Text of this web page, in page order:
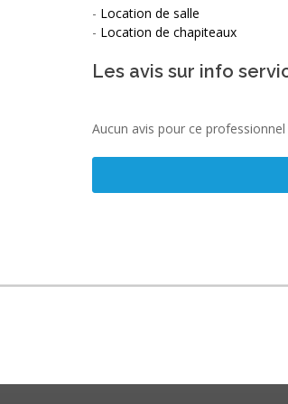
- Location de salle
- Location de chapiteaux
Les avis sur info
Aucun avis pour ce